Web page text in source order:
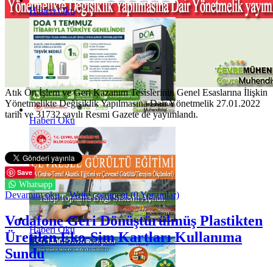
Haberi Oku
Haberi Oku
Haberi Oku
Atık Ön İşlem ve Geri Kazanım Tesislerinin Genel Esaslarına İlişkin
Yönetmelikte Değişiklik Yapılmasına Dair Yönetmelik 27.01.2022
tarih ve 31732 sayılı Resmi Gazete de yayımlandı.
Save
Whatsapp
Devamını oku... Write comment (0 Yorumlar)
Vodafone Geri Dönüştürülmüş Plastikten
Üretilen Eko-Sim Kartları Kullanıma
Sundu